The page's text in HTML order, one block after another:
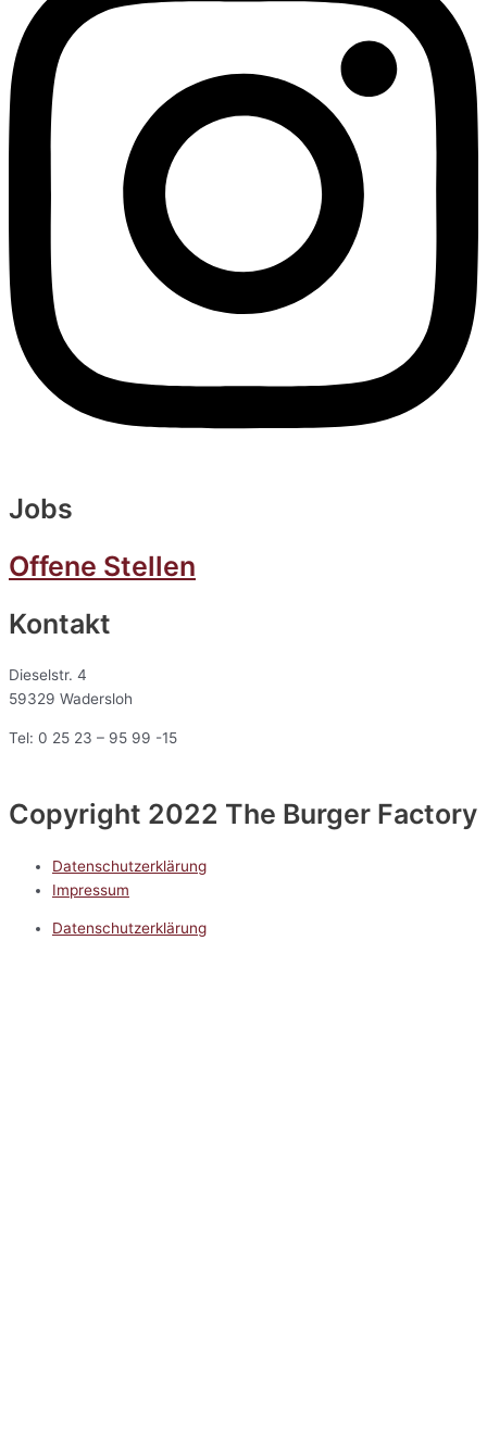
Jobs
Offene Stellen
Kontakt
Dieselstr. 4
59329 Wadersloh
Tel: 0 25 23 – 95 99 -15
Copyright 2022 The Burger Factory
Datenschutzerklärung
Impressum
Datenschutzerklärung